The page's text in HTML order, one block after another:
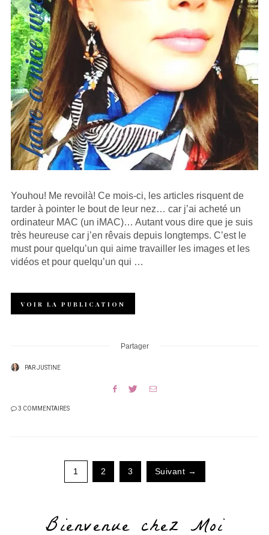
Youhou! Me revoilà! Ce mois-ci, les articles risquent de
tarder à pointer le bout de leur nez… car j’ai acheté un
ordinateur MAC (un iMAC)… Autant vous dire que je suis
très heureuse car j’en rêvais depuis longtemps. C’est le
must pour quelqu’un qui aime travailler les images et les
vidéos et pour quelqu’un qui …
VOIR LA PUBLICATION
Partager
PARJUSTINE
3 COMMENTAIRES
1 2 3 Suivant →